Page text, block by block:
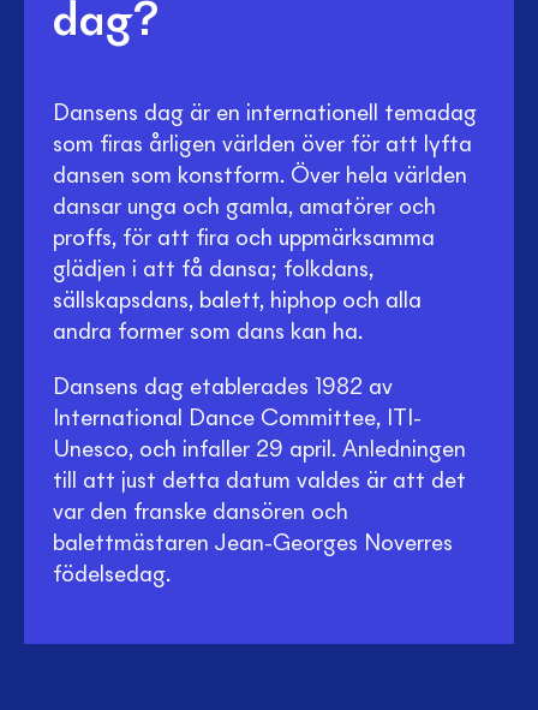
dag?
Dansens dag är en internationell temadag
som firas årligen världen över för att lyfta
dansen som konstform. Över hela världen
dansar unga och gamla, amatörer och
proffs, för att fira och uppmärksamma
glädjen i att få dansa; folkdans,
sällskapsdans, balett, hiphop och alla
andra former som dans kan ha.
Dansens dag etablerades 1982 av
International Dance Committee, ITI-
Unesco, och infaller 29 april. Anledningen
till att just detta datum valdes är att det
var den franske dansören och
balettmästaren Jean-Georges Noverres
födelsedag.